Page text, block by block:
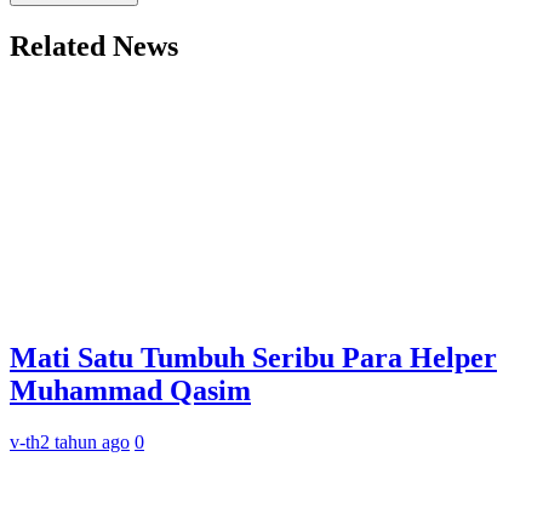
Related News
Mati Satu Tumbuh Seribu Para Helper
Muhammad Qasim
v-th2 tahun ago 0